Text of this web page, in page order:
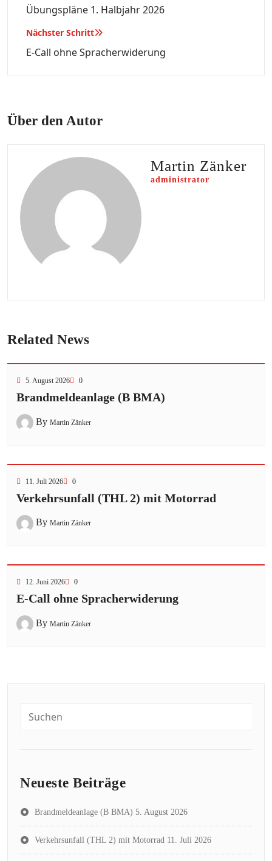
Übungspläne 1. Halbjahr 2026
Nächster Schritt
E-Call ohne Spracherwiderung
Über den Autor
Martin Zänker
administrator
Related News
5. August 2026 0
Brandmeldeanlage (B BMA)
By Martin Zänker
11. Juli 2026 0
Verkehrsunfall (THL 2) mit Motorrad
By Martin Zänker
12. Juni 2026 0
E-Call ohne Spracherwiderung
By Martin Zänker
Neueste Beiträge
Brandmeldeanlage (B BMA) 5. August 2026
Verkehrsunfall (THL 2) mit Motorrad 11. Juli 2026